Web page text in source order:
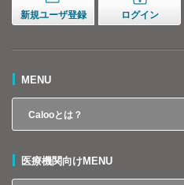
新規ユーザ登録 ログイン
MENU
Calooとは？
医療機関向けMENU